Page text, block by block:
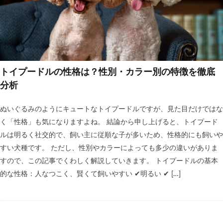
トイプードルの性格は？性別・カラー別の特徴を徹底
分析
ぬいぐるみのようにキュートなトイプードルですが、見た目だけではな
く「性格」も気になりますよね。 結論から申し上げると、トイプード
ルは明るく社交的で、飼い主に従順な子が多いため、性格的にも飼いや
すい犬種です。 ただし、性別やカラーによっても多少の違いがありま
すので、この記事でくわしく解説していきます。 トイプードルの基本
的な性格：人なつこく、賢くて飼いやすい ✔明るい ✔ […]